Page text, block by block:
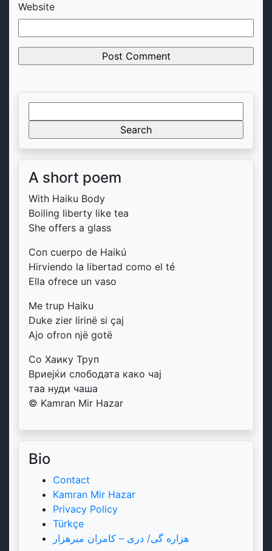
Website
for:
A short poem
With Haiku Body
Boiling liberty like tea
She offers a glass
Con cuerpo de Haikú
Hirviendo la libertad como el té
Ella ofrece un vaso
Me trup Haiku
Duke zier lirinë si çaj
Ajo ofron një gotë
Со Хаику Труп
Вриејќи слободата како чај
таа нуди чаша
© Kamran Mir Hazar
Bio
Contact
Kamran Mir Hazar
Privacy Policy
Türkçe
هزاره گی/ دری – کامران میرهزار